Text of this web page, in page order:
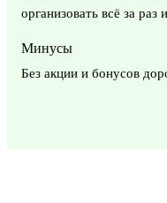
организовать всё за
Минусы
Без акции и бонусов